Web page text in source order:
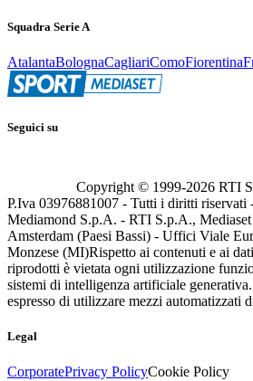
Squadra Serie A
AtalantaBolognaCagliariComoFiorentina
Seguici su
Copyright © 1999-2026 RTI
P.Iva 03976881007 - Tutti i diritti riservati
Mediamond S.p.A. - RTI S.p.A., Mediaset
Amsterdam (Paesi Bassi) - Uffici Viale
Monzese (MI)Rispetto ai contenuti e ai
riprodotti è vietata ogni utilizzazione
sistemi di intelligenza artificiale
espresso di utilizzare mezzi automatizzati
Legal
CorporatePrivacy PolicyCookie Policy